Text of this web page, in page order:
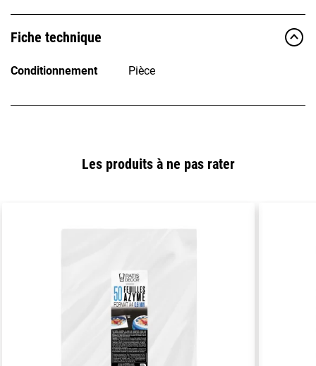
Fiche technique
Conditionnement Pièce
Les produits à ne pas rater